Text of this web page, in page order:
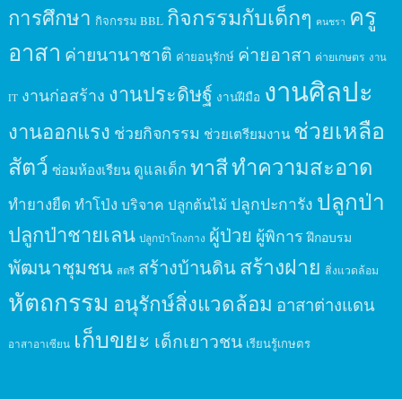
การศึกษา กิจกรรม BBL กิจกรรมกับเด็กๆ คนชรา ครู
อาสา ค่ายนานาชาติ ค่ายอนุรักษ์ ค่ายอาสา ค่ายเกษตร งาน
IT งานก่อสร้าง งานประดิษฐ์ งานฝีมือ งานศิลปะ
งานออกแรง ช่วยกิจกรรม ช่วยเตรียมงาน ช่วยเหลือ
สัตว์ ซ่อมห้องเรียน ดูแลเด็ก ทาสีทำความสะอาด
ทำยางยืด ทำโป่ง บริจาค ปลูกต้นไม้ ปลูกปะการัง ปลูกป่า
ปลูกป่าชายเลน ปลูกป่าโกงกาง ผู้ป่วย ผู้พิการ ฝึกอบรม
พัฒนาชุมชน สตรี สร้างบ้านดินสร้างฝาย สิ่งแวดล้อม
หัตถกรรม อนุรักษ์สิ่งแวดล้อม อาสาต่างแดน
อาสาอาเซียน เก็บขยะ เด็กเยาวชน เรียนรู้เกษตร